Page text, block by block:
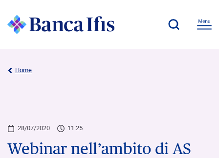
Home
28/07/2020 11:25
Webinar nell’ambito di AS